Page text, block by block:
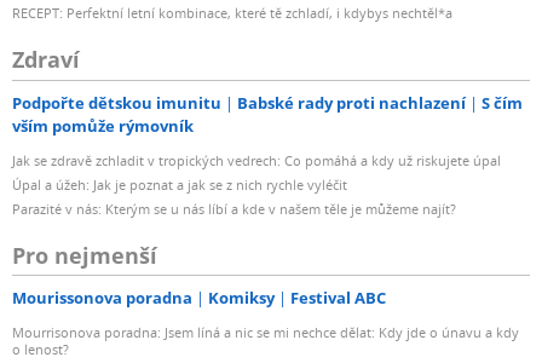
RECEPT: Perfektní letní kombinace, které tě zchladí, i kdybys nechtěl*a
Zdraví
Podpořte dětskou imunitu Babské rady proti nachlazení
S čím
vším pomůže rýmovník
Jak se zdravě zchladit v tropických vedrech: Co pomáhá a kdy už riskujete úpal
Úpal a úžeh: Jak je poznat a jak se z nich rychle vyléčit
Parazité v nás: Kterým se u nás líbí a kde v našem těle je můžeme najít?
Pro nejmenší
Mourissonova poradna Komiksy Festival ABC
Mourrisonova poradna: Jsem líná a nic se mi nechce dělat: Kdy jde o únavu a kdy
o lenost?